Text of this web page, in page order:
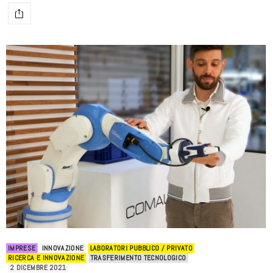
IMPRESE INNOVAZIONE
LABORATORI PUBBLICO / PRIVATO
RICERCA E INNOVAZIONE
TRASFERIMENTO TECNOLOGICO
2 DICEMBRE 2021